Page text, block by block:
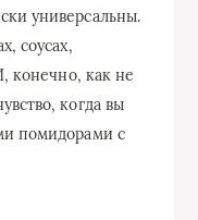
универсальны.
соусах,
конечно, как не
когда вы
помидорами с